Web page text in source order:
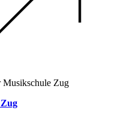
Musikschule Zug